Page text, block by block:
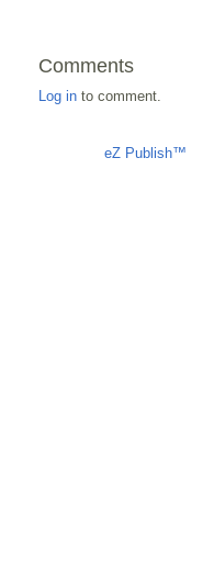
Comments
Log into comment.
eZ Publish™